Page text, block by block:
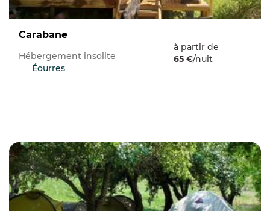
Carabane
Hébergement insolite
Éourres
à partir de
65 €/nuit